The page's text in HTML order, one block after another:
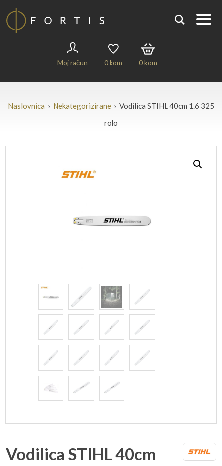
Moj račun 0kom 0kom
Naslovnica › Nekategorizirane › Vodilica STIHL 40cm 1.6 325
rolo
Vodilica STIHL 40cm